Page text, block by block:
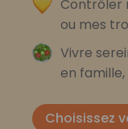
Contrôler
ou mes
Vivre
en
Choisissez